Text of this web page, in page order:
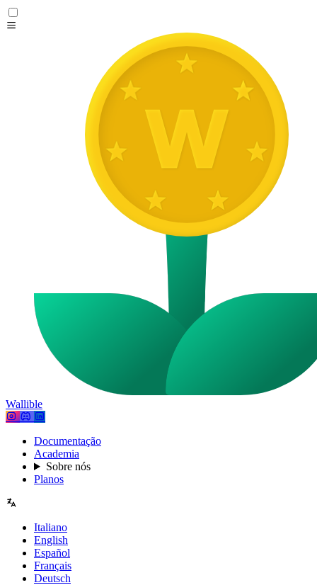
Wallible
Documentação
Academia
Sobre nós
Planos
Italiano
English
Español
Français
Deutsch